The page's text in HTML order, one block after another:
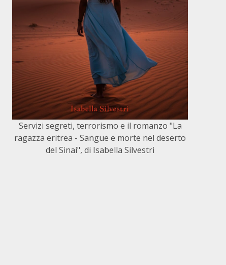
Servizi segreti, terrorismo e il romanzo "La
ragazza eritrea - Sangue e morte nel deserto
del Sinai", di Isabella Silvestri